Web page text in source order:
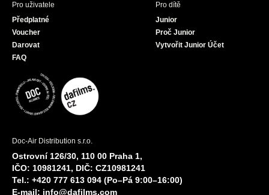
Pro uživatele
Předplatné
Voucher
Darovat
FAQ
Pro dítě
Junior
Proč Junior
Vytvořit Junior Účet
Doc-Air Distribution s.r.o.
Ostrovní 126/30, 110 00 Praha 1,
IČO: 10981241, DIČ: CZ10981241
Tel.: +420 777 613 094 (Po–Pá 9:00–16:00)
E-mail: info@dafilms.com